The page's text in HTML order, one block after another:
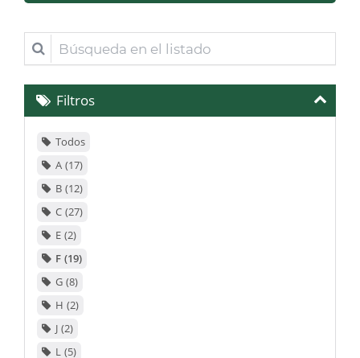
Búsqueda
en
el
listadoFiltros
Todos
A 17
B 12
C 27
E 2
F 19
G 8
H 2
J 2
L 5